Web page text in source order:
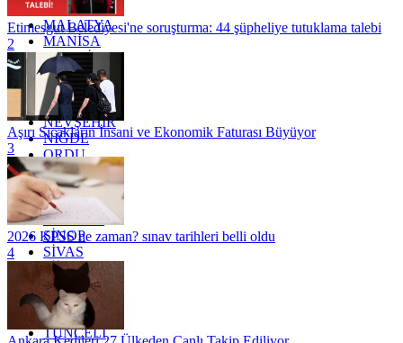
KİLİS
MALATYA
MANİSA
MARDİN
MERSİN
MUĞLA
MUŞ
NEVŞEHİR
NİĞDE
ORDU
OSMANİYE
RİZE
SAKARYA
SAMSUN
SİNOP
SİVAS
SİİRT
TEKİRDAĞ
TOKAT
TRABZON
TUNCELİ
Etimesgut Belediyesi'ne soruşturma: 44 şüpheliye tutuklama talebi
2
Aşırı Sıcakların İnsani ve Ekonomik Faturası Büyüyor
3
2026 KPSS ne zaman? sınav tarihleri belli oldu
4